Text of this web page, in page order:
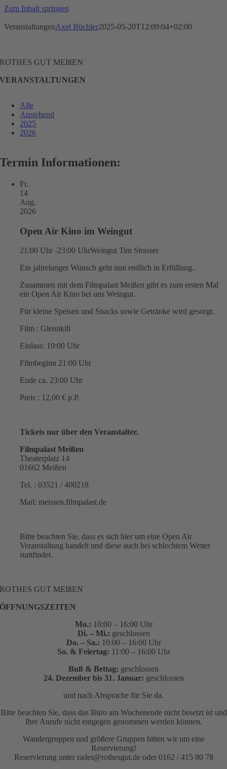
Zum Inhalt springen
VeranstaltungenAxel Büchler2025-05-20T12:09:04+02:00
ROTHES GUT MEIßEN
VERANSTALTUNGEN
Alle
Anstehend
2025
2026
Termin Informationen:
Fr.
14
Aug.
2026
Open Air Kino im Weingut
21:00 Uhr -23:00 UhrWeingut Tim Strasser
Ein jahrelanger Wunsch geht nun endlich in Erfüllung..
Zusammen mit dem Filmpalast Meißen gibt es zum ersten Mal
ein Open Air Kino bei uns Weingut.
Für kleine Speisen und Snacks sowie Getränke wird gesorgt.
Film : Glennkill
Einlass: 19:00 Uhr
Filmbeginn 21:00 Uhr
Ende ca. 23:00 Uhr
Preis : 12,00 € p.P.
Tickets nur über den Veranstalter.
Filmpalast Meißen
Theaterplatz 14
01662 Meißen
Tel. : 03521 / 400218
Mail: meissen.filmpalast.de
Bitte beachten Sie, dass es sich hier um eine Open Air
Veranstaltung handelt und diese auch bei schlechtem Wetter
stattfindet.
ROTHES GUT MEIßEN
ÖFFNUNGSZEITEN
Mo.: 10:00 – 16:00 Uhr
Di. – Mi.: geschlossen
Do. – Sa.: 10:00 – 16:00 Uhr
So. & Feiertag: 11:00 – 16:00 Uhr
Buß & Bettag: geschlossen
24. Dezember bis 31. Januar: geschlossen
und nach Absprache für Sie da.
Bitte beachten Sie, dass das Büro am Wochenende nicht besetzt ist und
Ihre Anrufe nicht entgegen genommen werden können.
Wandergruppen und größere Gruppen bitten wir um eine
Reservierung!
Reservierung unter rades@rothesgut.de oder 0162 / 415 80 78